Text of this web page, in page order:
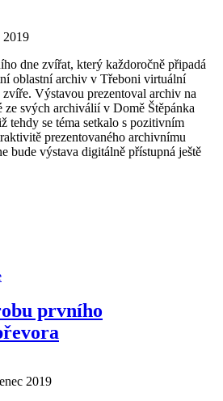
2019
dne zvířat, který každoročně připadá
oblastní archiv v Třeboni virtuální
Výstavou prezentoval archiv na
ze svých archiválií v Domě Štěpánka
tehdy se téma setkalo s pozitivním
prezentovaného archivnímu
bude výstava digitálně přístupná ještě
prvního
2019